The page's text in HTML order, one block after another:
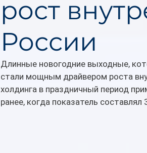
рост
России
Длинные новогодние выходные,
стали мощным драйвером роста
холдинга в праздничный период
ранее, когда показатель